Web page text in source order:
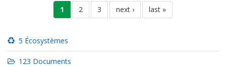
page
courante
1 page
2 page
3
page
suivante
next ›
dernière
page
last »
5 Écosystèmes
123 Documents